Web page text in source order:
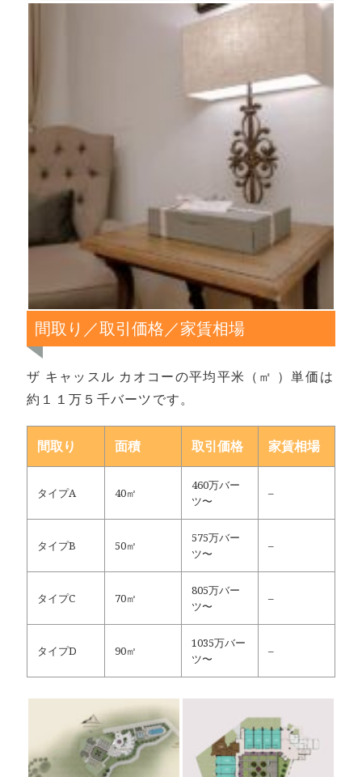
間取り／取引価格／家賃相場
ザ キャッスル カオコーの平均平米（㎡ ）単価は
約１１万５千バーツです。
間取り 面積 取引価格 家賃相場
タイプA 40㎡
460万バー
ツ〜
–
タイプB 50㎡
575万バー
ツ〜
–
タイプC 70㎡
805万バー
ツ〜
–
タイプD 90㎡
1035万バー
ツ〜
–